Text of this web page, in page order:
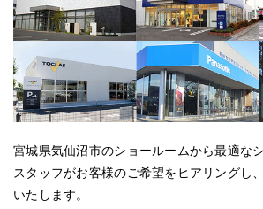
宮城県気仙沼市のショールームから最適な
スタッフがお客様のご希望をヒアリングし
いたします。